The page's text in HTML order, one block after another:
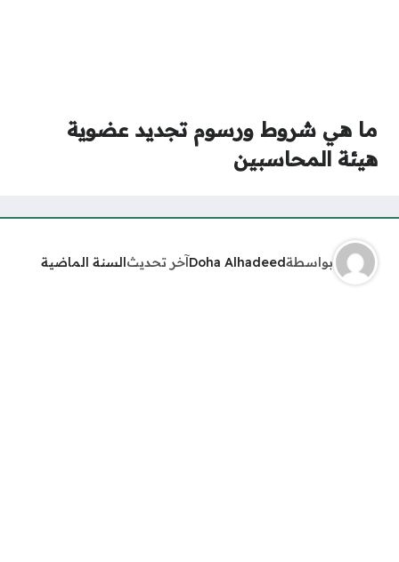
ما هي شروط ورسوم تجديد عضوية
هيئة المحاسبين
بواسطةDoha Alhadeedآخر تحديثالسنة الماضية